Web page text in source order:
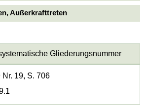
Außerkrafttreten
Gliederungsnummer
19, S. 706